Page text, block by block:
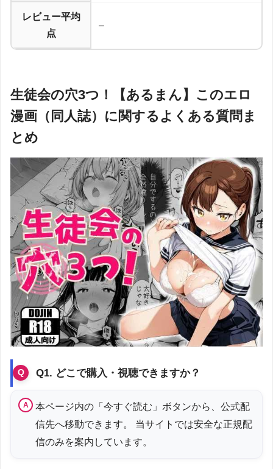
レビュー平均
点
–
生徒会の穴3つ！【あるまん】このエロ
漫画（同人誌）に関するよくある質問ま
とめ
Q1. どこで購入・視聴できますか？
本ページ内の「今すぐ読む」ボタンから、公式配
信先へ移動できます。 当サイトでは安全な正規配
信のみを案内しています。